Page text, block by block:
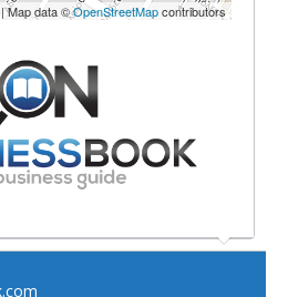
| Map data ©OpenStreetMapcontributors